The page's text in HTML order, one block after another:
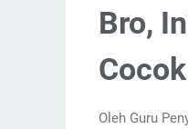
Bro,
Oleh Guru